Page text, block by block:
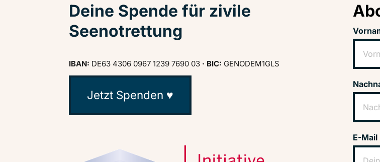
Deine Spende für zivile
Seenotrettung
IBAN: DE63 4306 0967 1239 7690 03 · BIC: GENODEM1GLS
Jetzt Spenden ♥
E-Mail